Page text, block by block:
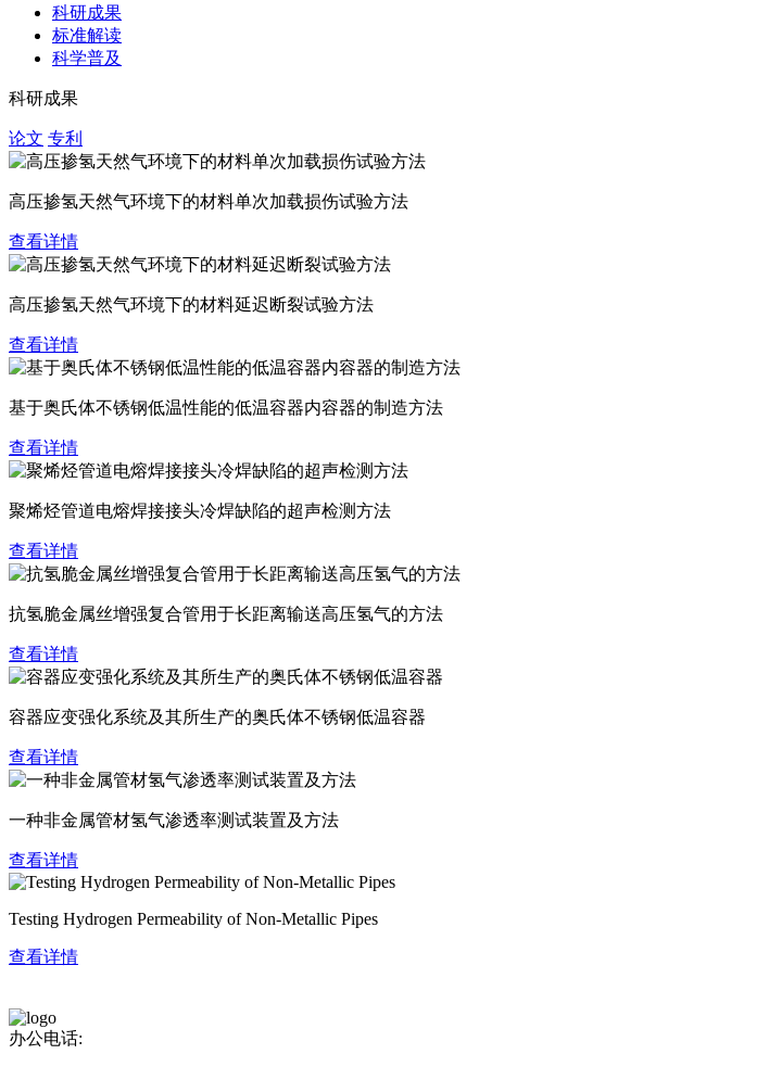
科研成果
标准解读
科学普及
科研成果
论文 专利
高压掺氢天然气环境下的材料单次加载损伤试验方法
查看详情
高压掺氢天然气环境下的材料延迟断裂试验方法
查看详情
基于奥氏体不锈钢低温性能的低温容器内容器的制造方法
查看详情
聚烯烃管道电熔焊接接头冷焊缺陷的超声检测方法
查看详情
抗氢脆金属丝增强复合管用于长距离输送高压氢气的方法
查看详情
容器应变强化系统及其所生产的奥氏体不锈钢低温容器
查看详情
一种非金属管材氢气渗透率测试装置及方法
查看详情
Testing Hydrogen Permeability of Non-Metallic Pipes
查看详情
办公电话: